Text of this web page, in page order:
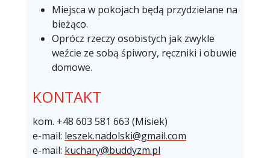
Miejsca w pokojach będą przydzielane na
bieżąco.
Oprócz rzeczy osobistych jak zwykle
weźcie ze sobą śpiwory, ręczniki i obuwie
domowe.
KONTAKT
kom. +48 603 581 663 (Misiek)
e-mail: leszek.nadolski@gmail.com
e-mail: kuchary@buddyzm.pl